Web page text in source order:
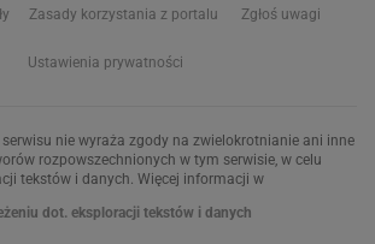
Zasady korzystania z portalu Zgłoś uwagi
Ustawienia prywatności
serwisu nie wyraża zgody na zwielokrotnianie ani inne
rozpowszechnionych w tym serwisie, w celu
tekstów i danych. Więcej informacji w
dot. eksploracji tekstów i danych